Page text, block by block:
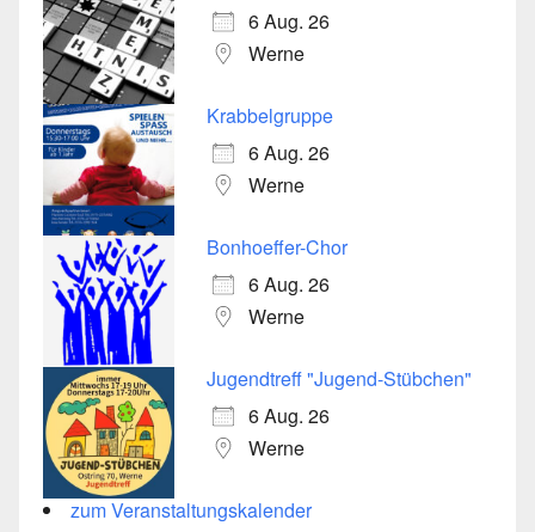
6 Aug. 26
Werne
Krabbelgruppe
6 Aug. 26
Werne
Bonhoeffer-Chor
6 Aug. 26
Werne
Jugendtreff "Jugend-Stübchen"
6 Aug. 26
Werne
zum Veranstaltungskalender